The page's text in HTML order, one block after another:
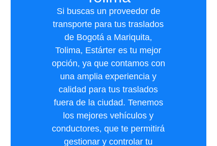
Si buscas un proveedor de
transporte para tus traslados
de Bogotá a Mariquita,
Tolima, Estárter es tu mejor
opción, ya que contamos con
una amplia experiencia y
calidad para tus traslados
fuera de la ciudad. Tenemos
los mejores vehículos y
conductores, que te permitirá
gestionar y controlar tu